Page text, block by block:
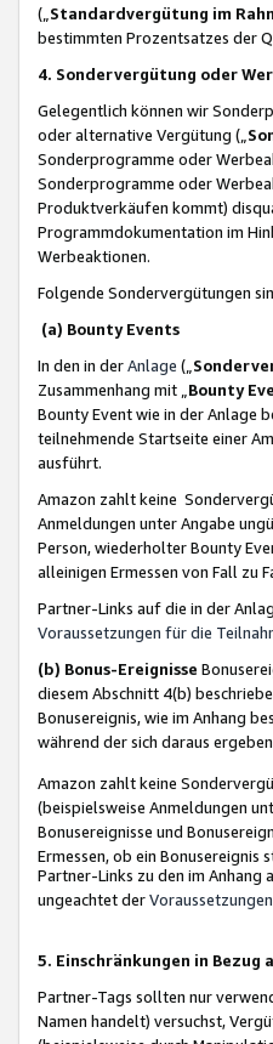
(„ Standardvergütung im
bestimmten Prozentsatzes der
4. Sondervergütung oder
Gelegentlich können wir
oder alternative Vergütung („
Sonderprogramme oder
Sonderprogramme oder
Produktverkäufen kommt)
Programmdokumentation im
Werbeaktionen.
Folgende Sondervergütungen
(a) Bounty Events
In den in derAnlage („
Zusammenhang mit „ Bounty
Bounty Event wie in der Anlage
teilnehmende Startseite einer
ausführt.
Amazon zahlt keine
Anmeldungen unter Angabe
Person, wiederholter Bounty
alleinigen Ermessen von Fall zu
Partner-Links auf die in der
Voraussetzungen für die
(b) Bonus-Ereignisse
diesem Abschnitt 4(b)
Bonusereignis, wie im Anhang
während der sich daraus
Amazon zahlt keine
(beispielsweise Anmeldungen
Bonusereignisse und
Ermessen, ob ein
Partner-Links zu den im Anhang
ungeachtet der
5. Einschränkungen in Bezug
Partner-Tags sollten nur
Namen handelt) versuchst,